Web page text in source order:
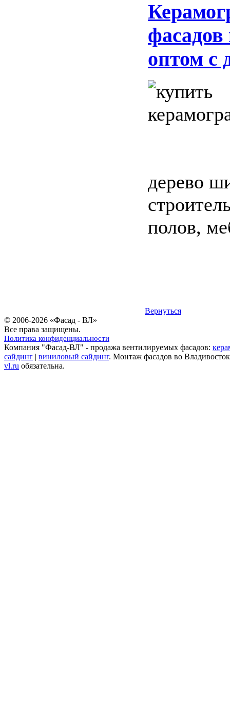
оптом с
дерево
полов,
Вернуться
© 2006-2026 «Фасад - ВЛ»
Все права защищены.
Политика конфиденциальности
Компания "Фасад-ВЛ" - продажа вентилируемых фасадов:
сайдинг | виниловый сайдинг. Монтаж фасадов во
vl.ru обязательна.